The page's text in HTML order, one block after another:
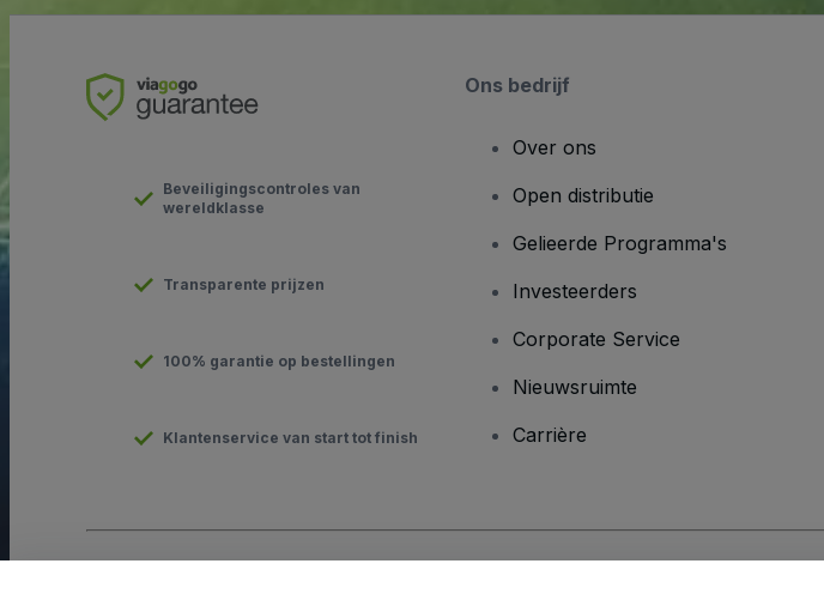
Beveiligingscontroles van
wereldklasse
Transparente prijzen
100% garantie op bestellingen
Klantenservice van start tot finish
Ons bedrijf
Over ons
Open distributie
Gelieerde Programma's
Investeerders
Corporate Service
Nieuwsruimte
Carrière